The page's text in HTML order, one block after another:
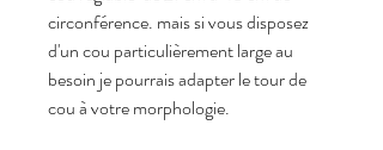
circonférence. mais si vous disposez
d'un cou particulièrement large au
besoin je pourrais adapter le tour de
cou à votre morphologie.